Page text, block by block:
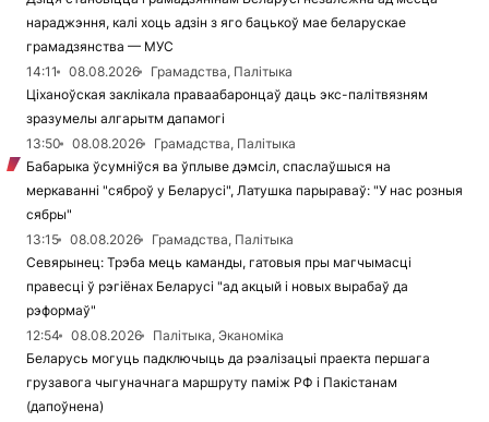
нараджэння, калі хоць адзін з яго бацькоў мае беларускае
грамадзянства — МУС
14:11
08.08.2026
Грамадства, Палітыка
Ціханоўская заклікала праваабаронцаў даць экс-палітвязням
зразумелы алгарытм дапамогі
13:50
08.08.2026
Грамадства, Палітыка
Бабарыка ўсумніўся ва ўплыве дэмсіл, спаслаўшыся на
меркаванні "сяброў у Беларусі", Латушка парыраваў: "У нас розныя
сябры"
13:15
08.08.2026
Грамадства, Палітыка
Севярынец: Трэба мець каманды, гатовыя пры магчымасці
правесці ў рэгіёнах Беларусі "ад акцый і новых вырабаў да
рэформаў"
12:54
08.08.2026
Палітыка, Эканоміка
Беларусь могуць падключыць да рэалізацыі праекта першага
грузавога чыгуначнага маршруту паміж РФ і Пакістанам
(дапоўнена)